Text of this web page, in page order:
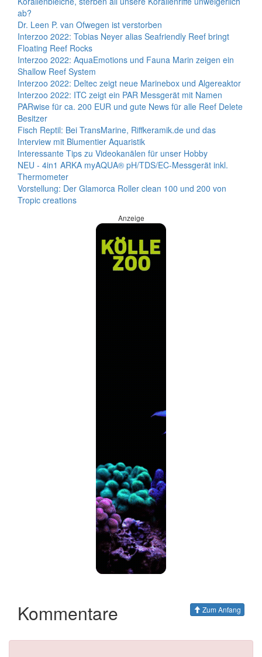
ab?
Dr. Leen P. van Ofwegen ist verstorben
Interzoo 2022: Tobias Neyer alias Seafriendly Reef bringt
Floating Reef Rocks
Interzoo 2022: AquaEmotions und Fauna Marin zeigen ein
Shallow Reef System
Interzoo 2022: Deltec zeigt neue Marinebox und Algereaktor
Interzoo 2022: ITC zeigt ein PAR Messgerät mit Namen
PARwise für ca. 200 EUR und gute News für alle Reef Delete
Besitzer
Fisch Reptil: Bei TransMarine, Riffkeramik.de und das
Interview mit Blumentier Aquaristik
Interessante Tips zu Videokanälen für unser Hobby
NEU - 4in1 ARKA myAQUA® pH/TDS/EC-Messgerät inkl.
Thermometer
Vorstellung: Der Glamorca Roller clean 100 und 200 von
Tropic creations
Anzeige
Kommentare Zum Anfang